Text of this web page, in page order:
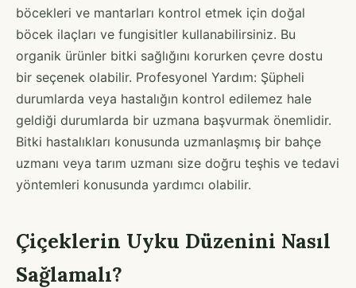
böcekleri ve mantarları kontrol etmek için doğal
böcek ilaçları ve fungisitler kullanabilirsiniz. Bu
organik ürünler bitki sağlığını korurken çevre dostu
bir seçenek olabilir. Profesyonel Yardım: Şüpheli
durumlarda veya hastalığın kontrol edilemez hale
geldiği durumlarda bir uzmana başvurmak önemlidir.
Bitki hastalıkları konusunda uzmanlaşmış bir bahçe
uzmanı veya tarım uzmanı size doğru teşhis ve tedavi
yöntemleri konusunda yardımcı olabilir.
Çiçeklerin Uyku Düzenini Nasıl
Sağlamalı?